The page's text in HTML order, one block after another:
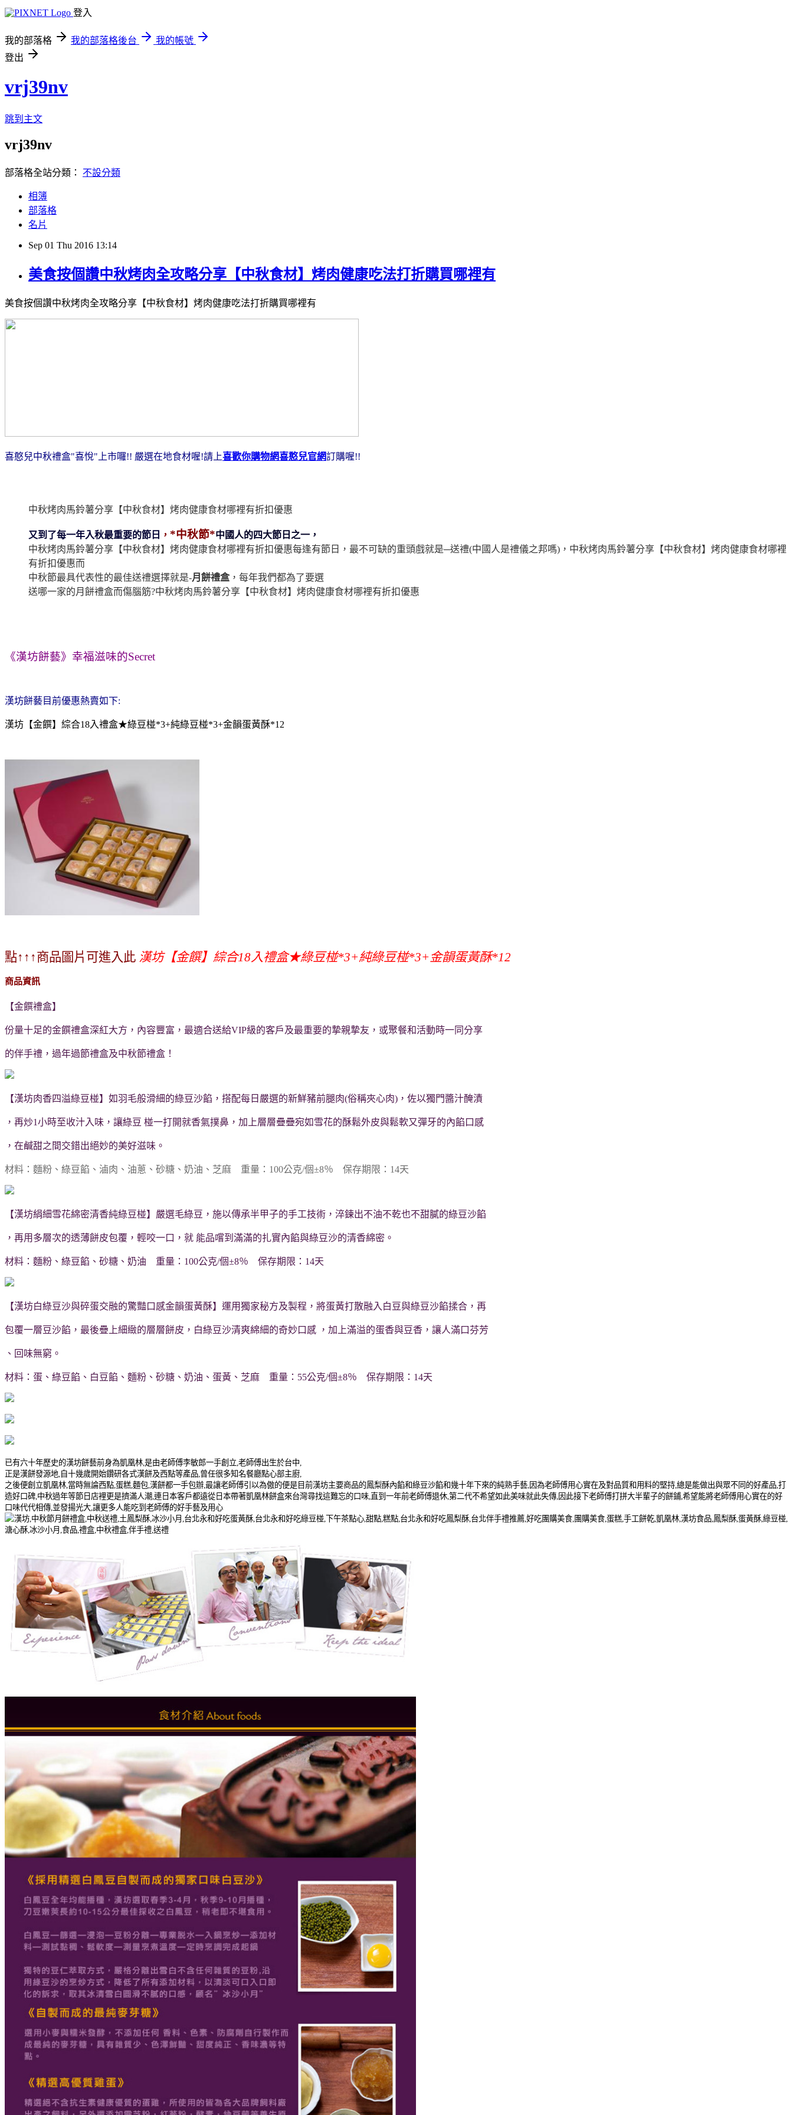
登入
我的部落格 我的部落格後台
我的帳號
登出
vrj39nv
跳到主文
vrj39nv
部落格全站分類： 不設分類
相簿
部落格
名片
Sep 01 Thu 2016 13:14
美食按個讚中秋烤肉全攻略分享【中秋食材】烤肉健康吃法打折購買哪裡有
美食按個讚中秋烤肉全攻略分享【中秋食材】烤肉健康吃法打折購買哪裡有
喜憨兒中秋禮盒"喜悅"上市囉!! 嚴選在地食材喔!請上喜歡你購物網喜憨兒官網訂購喔!!
中秋烤肉馬鈴薯分享【中秋食材】烤肉健康食材哪裡有折扣優惠
又到了每一年入秋最重要的節日 ， *中秋節*中國人的四大節日之一，
中秋烤肉馬鈴薯分享【中秋食材】烤肉健康食材哪裡有折扣優惠每逢有節日，最不可缺的重頭戲就是─送禮(中國人是禮儀之邦嗎)， 中秋烤肉馬鈴薯分享【中秋食材】烤肉健康食材哪裡
有折扣優惠而
中秋節最具代表性的最佳送禮選擇就是-月餅禮盒， 每年我們都為了要選
送哪一家的月餅禮盒而傷腦筋?中秋烤肉馬鈴薯分享【中秋食材】烤肉健康食材哪裡有折扣優惠
《漢坊餅藝》幸福滋味的Secret
漢坊餅藝目前優惠熱賣如下:
漢坊【金饌】綜合18入禮盒★綠豆椪*3+純綠豆椪*3+金韻蛋黃酥*12
點↑↑↑商品圖片可進入此 漢坊【金饌】綜合18入禮盒★綠豆椪*3+純綠豆椪*3+金韻蛋黃酥*12
商品資訊
【金饌禮盒】
份量十足的金饌禮盒深紅大方，內容豐富，最適合送給VIP級的客戶及最重要的摯親摯友，或聚餐和活動時一同分享
的伴手禮，過年過節禮盒及中秋節禮盒！
【漢坊肉香四溢綠豆椪】如羽毛般滑細的綠豆沙餡，搭配每日嚴選的新鮮豬前腿肉(俗稱夾心肉)，佐以獨門醬汁醃漬
，再炒1小時至收汁入味，讓綠豆 椪一打開就香氣撲鼻，加上層層疊疊宛如雪花的酥鬆外皮與鬆軟又彈牙的內餡口感
，在鹹甜之間交錯出絕妙的美好滋味。
材料：麵粉、綠豆餡、滷肉、油蔥、砂糖、奶油、芝麻 重量：100公克/個±8％ 保存期限：14天
【漢坊絹細雪花綿密清香純綠豆椪】嚴選毛綠豆，施以傳承半甲子的手工技術，淬鍊出不油不乾也不甜膩的綠豆沙餡
，再用多層次的透薄餅皮包覆，輕咬一口，就 能品嚐到滿滿的扎實內餡與綠豆沙的清香綿密。
材料：麵粉、綠豆餡、砂糖、奶油 重量：100公克/個±8％ 保存期限：14天
【漢坊白綠豆沙與碎蛋交融的驚豔口感金韻蛋黃酥】運用獨家秘方及製程，將蛋黃打散融入白豆與綠豆沙餡揉合，再
包覆一層豆沙餡，最後疊上細緻的層層餅皮，白綠豆沙清爽綿細的奇妙口感 ，加上滿溢的蛋香與豆香，讓人滿口芬芳
、回味無窮。
材料：蛋、綠豆餡、白豆餡、麵粉、砂糖、奶油、蛋黃、芝麻 重量：55公克/個±8％ 保存期限：14天
已有六十年歷史的漢坊餅藝前身為凱凰林 是由老師傅李敏郎一手創立 老師傅出生於台中
正是漢餅發源地 自十幾歲開始鑽研各式漢餅及西點等產品 曾任很多知名餐廳點心部主廚
之後便創立凱凰林 當時無論西點 蛋糕 麵包 漢餅都一手包辦 最讓老師傅引以為傲的便是目前漢坊主要商品的鳳梨酥內餡和綠豆沙餡和幾十年下來的純熟手藝 因為老師傅用心實在及對品質和用料的堅持 總是能做出與眾不同的好產品 打
造好口碑 中秋過年等節日店裡更是擠滿人潮 連日本客戶都遠從日本帶著凱凰林餅盒來台灣尋找這難忘的口味 直到一年前老師傅退休 第二代不希望如此美味就此失傳 因此接下老師傅打拼大半輩子的餅鋪 希望能將老師傅用心實在的好
口味代代相傳 並發揚光大 讓更多人能吃到老師傅的好手藝及用心